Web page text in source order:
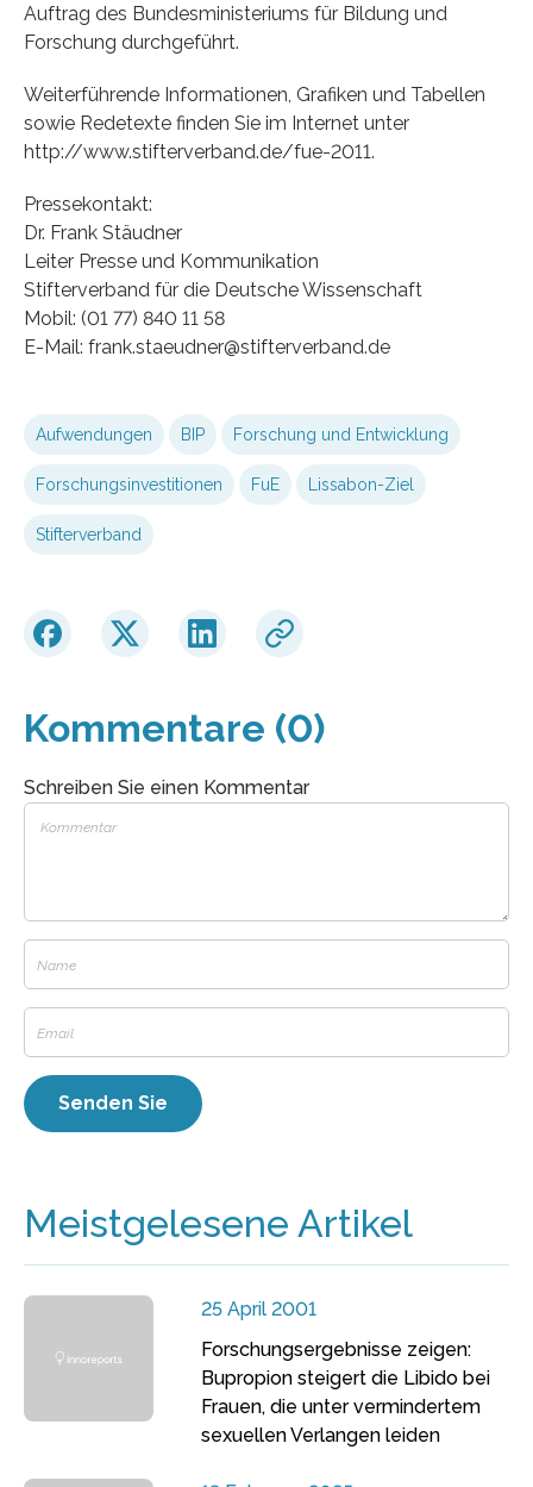
Auftrag des Bundesministeriums für Bildung und
Forschung durchgeführt.
Weiterführende Informationen, Grafiken und Tabellen
sowie Redetexte finden Sie im Internet unter
http://www.stifterverband.de/fue-2011.
Pressekontakt:
Dr. Frank Stäudner
Leiter Presse und Kommunikation
Stifterverband für die Deutsche Wissenschaft
Mobil: (01 77) 840 11 58
E-Mail: frank.staeudner@stifterverband.de
Aufwendungen BIP Forschung und Entwicklung
Forschungsinvestitionen FuE Lissabon-Ziel
Stifterverband
Kommentare (0)
Schreiben Sie einen Kommentar
Meistgelesene Artikel
25 April 2001
Forschungsergebnisse zeigen:
Bupropion steigert die Libido bei
Frauen, die unter vermindertem
sexuellen Verlangen leiden